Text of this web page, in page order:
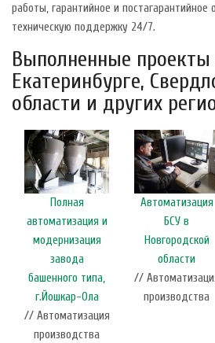
работы, гарантийное и постагарантийное
техническую поддержку 24/7.
Выполненные проекты
Екатеринбурге,
области и других
Полная
автоматизация и
модернизация
завода
башенного типа,
г.Йошкар-Ола
// Автоматизация
производства
Автоматизация
БСУ в
Новгородской
области
//
производства